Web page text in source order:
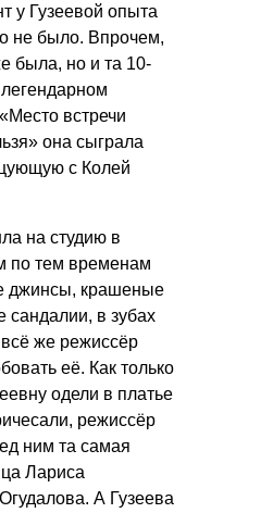
у Гузеевой опыта
не было. Впрочем,
была, но и та 10-
встречи
она сыграла
с Колей
на студию в
тем временам
джинсы, крашеные
сандалии, в зубах
же режиссёр
её. Как только
одели в платье
режиссёр
ним та самая
Лариса
А Гузеева